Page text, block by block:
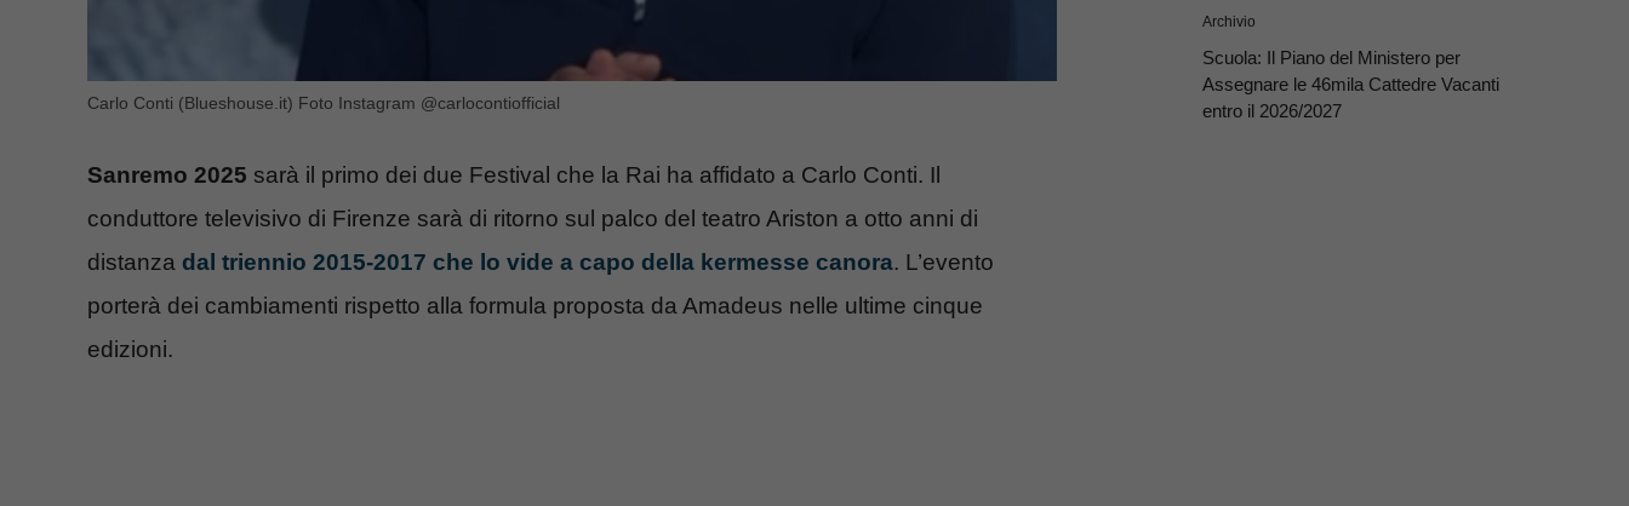
Carlo Conti (Blueshouse.it) Foto Instagram @carlocontiofficial
Sanremo 2025 sarà il primo dei due Festival che la Rai ha affidato a Carlo Conti. Il
conduttore televisivo di Firenze sarà di ritorno sul palco del teatro Ariston a otto anni di
distanza dal triennio 2015-2017 che lo vide a capo della kermesse canora. L’evento
porterà dei cambiamenti rispetto alla formula proposta da Amadeus nelle ultime cinque
edizioni.
Archivio
Scuola: Il Piano del Ministero per
Assegnare le 46mila Cattedre Vacanti
entro il 2026/2027